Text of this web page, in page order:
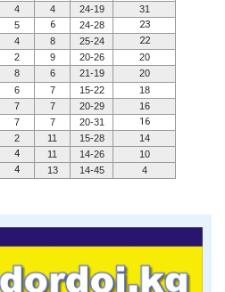
4 4 24-19
31
5 6 24-28 23
4 8 25-24 22
2 9 20-26
20
8 6 21-19
20
6 7 15-22
18
7 7 20-29
16
7 7 20-31 16
2 11 15-28
14
4 11 14-26
10
4 13 14-45 4